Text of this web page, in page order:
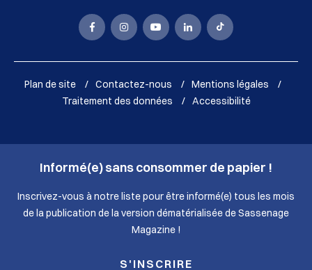
La
Sassenage
Facebook
(nouvelle
fenêtre)
La
Sassenage
Instagram
(nouvelle
fenêtre)
La
Sassenage
Youtube
(nouvelle
fenêtre)
La
Sassenage
LinkedIn
(nouvelle
fenêtre)
La
Sassenage
Tik
Tok
(nouvelle
fenêtre)
Plan de site Contactez-nous
Mentions légales
Traitement des données
Accessibilité
Informé(e) sans consommer de papier !
Inscrivez-vous à notre liste pour être informé(e) tous les mois
de la publication de la version dématérialisée de Sassenage
Magazine !
S'INSCRIRE